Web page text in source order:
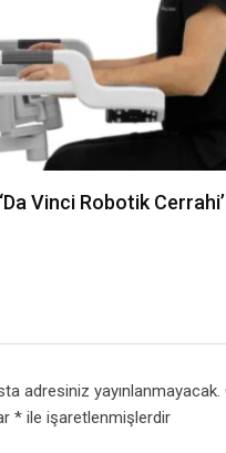
Vinci Robotik
adresiniz yayınlanmayacak.
*ile işaretlenmişlerdir